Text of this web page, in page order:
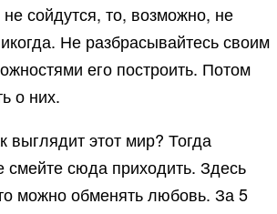
сойдутся, то, возможно, не
Не разбрасывайтесь своим
его построить. Потом
о них.
выглядит этот мир? Тогда
смейте сюда приходить. Здесь
можно обменять любовь. За 5